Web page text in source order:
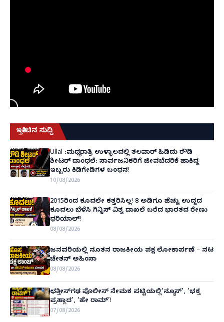
ಇತ್ತೀಚಿನ ಸುದ್ದಿ
Ullal :ಮಧ್ಯರಾತ್ರಿ ಉಳ್ಳಾಲದಲ್ಲಿ ತಲವಾರ್ ಹಿಡಿದು ರೌಡಿ
ಶೀಟರ್ ದಾಂಧಲೆ: ಸಾರ್ವಜನಿಕರಿಗೆ ಜೀವಬೆದರಿಕೆ ಹಾಕಿದ್ದ
ಇಬ್ಬರು ಕಿಡಿಗೇಡಿಗಳ ಬಂಧನ!
10/08/2026
2015ರಿಂದ ಕೂದಲೇ ಕತ್ತರಿಸಿಲ್ಲ! 8 ಅಡಿಗೂ ಹೆಚ್ಚು ಉದ್ದದ
ಕೂದಲು ಬೆಳೆಸಿ ಗಿನ್ನಿಸ್ ವಿಶ್ವ ದಾಖಲೆ ಬರೆದ ಭಾರತದ ರೇಣು
ಧರಿಯಾಲ್!
08/08/2026
ಜನವರಿಯಲ್ಲಿ ನೂತನ ರಾಜಕೀಯ ಪಕ್ಷ ಲೋಕಾರ್ಪಣೆ – ನಟ
ಚೇತನ್ ಅಹಿಂಸಾ
08/08/2026
ಛತ್ತೀಸ್‌ಗಢ ಪೊಲೀಸ್ ನೇಮಕ ಪಟ್ಟಿಯಲ್ಲಿ‘ನ್ಯೂಸ್’, ‘ಭಕ್ತ
ಪ್ರಹ್ಲಾದ’, ‘ಹೇ ರಾಮ್’!
07/08/2026